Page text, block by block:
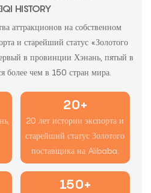
HISTORY
аттракционов на собственном
и старейший статус «Золотого
в провинции Хэнань, пятый в
более чем в 150 стран мира.
20+
20 лет истории экспорта и
старейший статус Золотого
поставщика на Alibaba.
150+